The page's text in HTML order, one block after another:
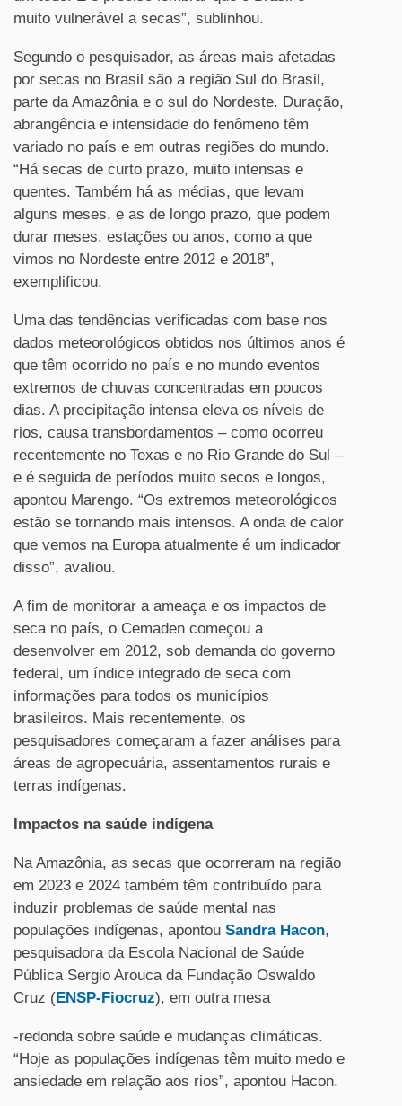
muito vulnerável a secas”, sublinhou.
Segundo o pesquisador, as áreas mais afetadas
por secas no Brasil são a região Sul do Brasil,
parte da Amazônia e o sul do Nordeste. Duração,
abrangência e intensidade do fenômeno têm
variado no país e em outras regiões do mundo.
“Há secas de curto prazo, muito intensas e
quentes. Também há as médias, que levam
alguns meses, e as de longo prazo, que podem
durar meses, estações ou anos, como a que
vimos no Nordeste entre 2012 e 2018”,
exemplificou.
Uma das tendências verificadas com base nos
dados meteorológicos obtidos nos últimos anos é
que têm ocorrido no país e no mundo eventos
extremos de chuvas concentradas em poucos
dias. A precipitação intensa eleva os níveis de
rios, causa transbordamentos – como ocorreu
recentemente no Texas e no Rio Grande do Sul –
e é seguida de períodos muito secos e longos,
apontou Marengo. “Os extremos meteorológicos
estão se tornando mais intensos. A onda de calor
que vemos na Europa atualmente é um indicador
disso”, avaliou.
A fim de monitorar a ameaça e os impactos de
seca no país, o Cemaden começou a
desenvolver em 2012, sob demanda do governo
federal, um índice integrado de seca com
informações para todos os municípios
brasileiros. Mais recentemente, os
pesquisadores começaram a fazer análises para
áreas de agropecuária, assentamentos rurais e
terras indígenas.
Impactos na saúde indígena
Na Amazônia, as secas que ocorreram na região
em 2023 e 2024 também têm contribuído para
induzir problemas de saúde mental nas
populações indígenas, apontou Sandra Hacon,
pesquisadora da Escola Nacional de Saúde
Pública Sergio Arouca da Fundação Oswaldo
Cruz (ENSP-Fiocruz), em outra mesa
-redonda sobre saúde e mudanças climáticas.
“Hoje as populações indígenas têm muito medo e
ansiedade em relação aos rios”, apontou Hacon.